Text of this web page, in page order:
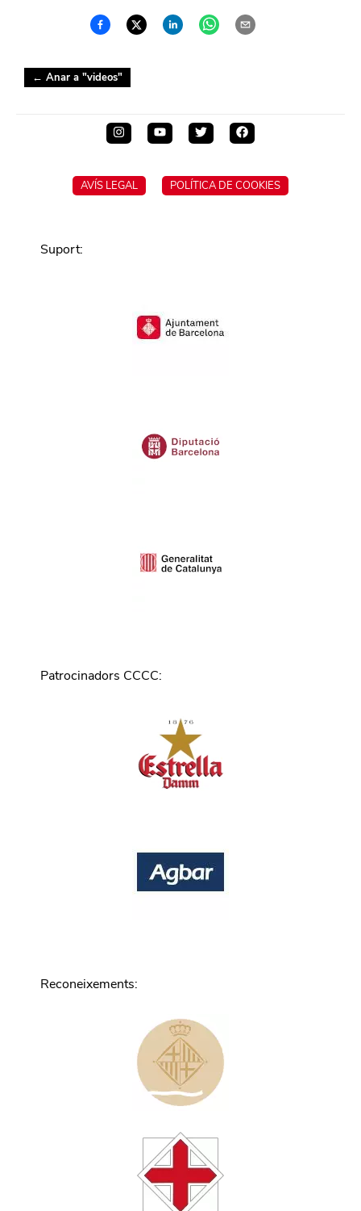
← Anar a "videos"
AVÍS LEGAL POLÍTICA DE COOKIES
Suport:
Patrocinadors CCCC:
Reconeixements: